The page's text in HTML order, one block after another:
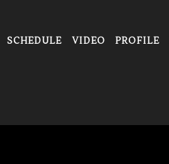
SCHEDULE VIDEO PROFILE